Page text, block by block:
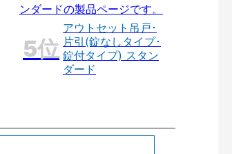
アウトセット吊戸･
片引(錠なしタイプ･
錠付タイプ) スタン
ダード